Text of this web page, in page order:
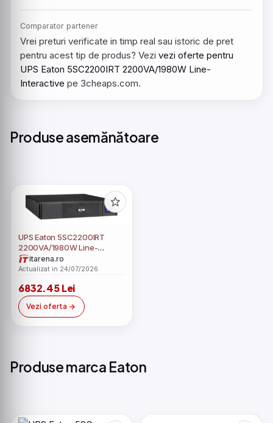
Comparator partener
Vrei preturi verificate in timp real sau istoric de pret
pentru acest tip de produs? Vezi vezi oferte pentru
UPS Eaton 5SC2200IRT 2200VA/1980W Line-
Interactive pe 3cheaps.com.
Produse asemănătoare
UPS Eaton 5SC2200IRT
2200VA/1980W Line-
Interactive
itarena.ro
Actualizat in 24/07/2026
6832.45 Lei
Vezi oferta
Produse marca Eaton